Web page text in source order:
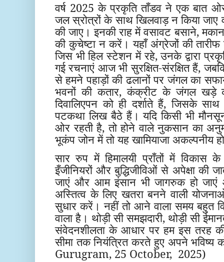
वर्ष 2025 के प्रकृति ताँडव ने एक बात
जल स्रोत्रों के साथ खिलवाड़ न किया
की जाए। इनकी राह में वसावट बसाने,
की कुचेष्टा न करें। यहाँ अंग्रेजों की
जिस भी हिल स्टेशन में रहे, उनके द्वारा
गई रचनाएं आज भी सुरक्षित-संरक्षित हैं,
से हमने पहाड़ों की ढलानों पर जंगल का
भवनों की कतार, कंक्रीट के जंगल खड़े
दिवालिएपन को ही दर्शाते हैं, जिसके
पटकथा लिख बैठे हैं। यदि किसी भी
ओर रहती है, तो होने वाले नुकसान का
भूकंप जोन में तो यह खामियाजा अकल्पनीय
सार रुप में हिमालयी प्राँतों में विकास के
इँजीनियरों और बुद्धिजीविओं से अपेक्षा की
जाएं और आम इंसान भी जागरुक हो
अस्तित्व के लिए खतरा बनने वाली
सुधार करें। नहीं तो आने वाला समय बहुत
वाला है। थोड़ी सी समझदारी, थोड़ी सी
संवेदनशीलता के आधार पर हम इस तरह की
सीमा तक नियंत्रित करते हुए अपने
Gurugram, 25 October, 2025)